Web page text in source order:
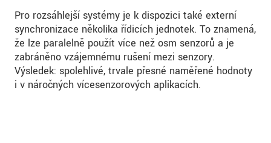
Pro rozsáhlejší systémy je k dispozici také externí
synchronizace několika řídicích jednotek. To znamená,
že lze paralelně použít více než osm senzorů a je
zabráněno vzájemnému rušení mezi senzory.
Výsledek: spolehlivé, trvale přesné naměřené hodnoty
i v náročných vícesenzorových aplikacích.